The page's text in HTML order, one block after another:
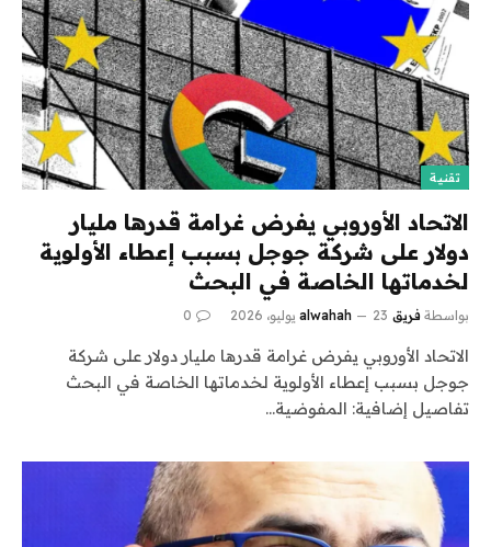
تقنية
الاتحاد الأوروبي يفرض غرامة قدرها مليار
دولار على شركة جوجل بسبب إعطاء الأولوية
لخدماتها الخاصة في البحث
بواسطة فريق alwahah 23 يوليو، 2026 0
الاتحاد الأوروبي يفرض غرامة قدرها مليار دولار على شركة
جوجل بسبب إعطاء الأولوية لخدماتها الخاصة في البحث
تفاصيل إضافية: المفوضية…